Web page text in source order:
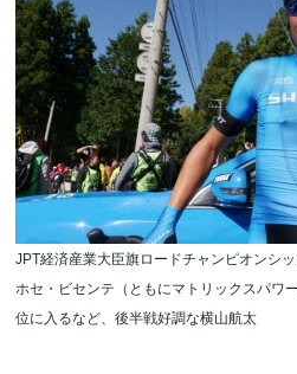
JPT経済産業大臣旗ロードチャンピオンシ
ホセ・ビセンテ（ともにマトリックスパワ
位に入るなど、後半戦好調な横山航太